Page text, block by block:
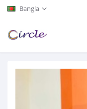
Bangla